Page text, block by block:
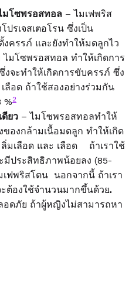
มโซพรอสทอล – ไมเฟพริส
รเจสเตอโรน ซึ่งเป็น
ครรภ์ และยังทำให้มดลูกไว
มโซพรอสทอล ทำให้เกิดการ
งจะทำให้เกิดการขับครรภ์ ซึ่ง
ลือด ถ้าใช้สองอย่างร่วมกัน
%2
ยว – ไมโซพรอสทอลทำให้
องกล้ามเนื้อมดลูก ทำให้เกิด
มเลือด และ เลือด ถ้าเราใช้
มีประสิทธิภาพน้อยลง (85-
เฟพริสโตน นอกจากนี้ ถ้าเรา
ต้องใช้จำนวนมากขึ้นด้วย.
อดภัย ถ้าผู้หญิงไม่สามารถหา